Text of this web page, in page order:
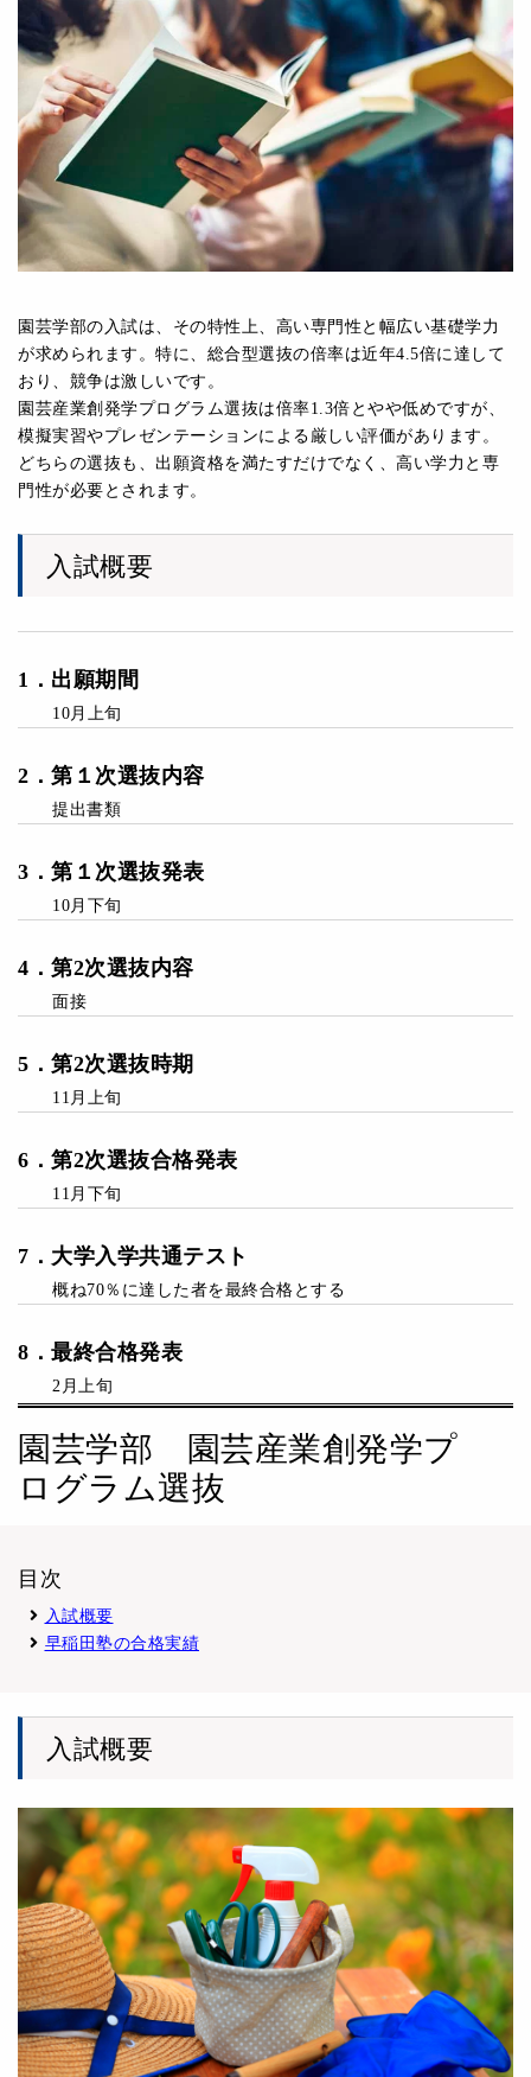
園芸学部の⼊試は、その特性上、⾼い専⾨性と幅広い基礎学⼒
が求められます。特に、総合型選抜の倍率は近年4.5倍に達して
おり、競争は激しいです。
園芸産業創発学プログラム選抜は倍率1.3倍とやや低めですが、
模擬実習やプレゼンテーションによる厳しい評価があります。
どちらの選抜も、出願資格を満たすだけでなく、⾼い学⼒と専
⾨性が必要とされます。
入試概要
1 ． 出願期間
10月上旬
2 ．第１次選抜内容
提出書類
3 ．第１次選抜発表
10月下旬
4 ． 第2次選抜内容
面接
5 ．第2次選抜時期
11月上旬
6 ．第2次選抜合格発表
11月下旬
7 ． 大学入学共通テスト
概ね70％に達した者を最終合格とする
8 ． 最終合格発表
2月上旬
園芸学部 園芸産業創発学プ
ログラム選抜
目次
入試概要
早稲田塾の合格実績
入試概要